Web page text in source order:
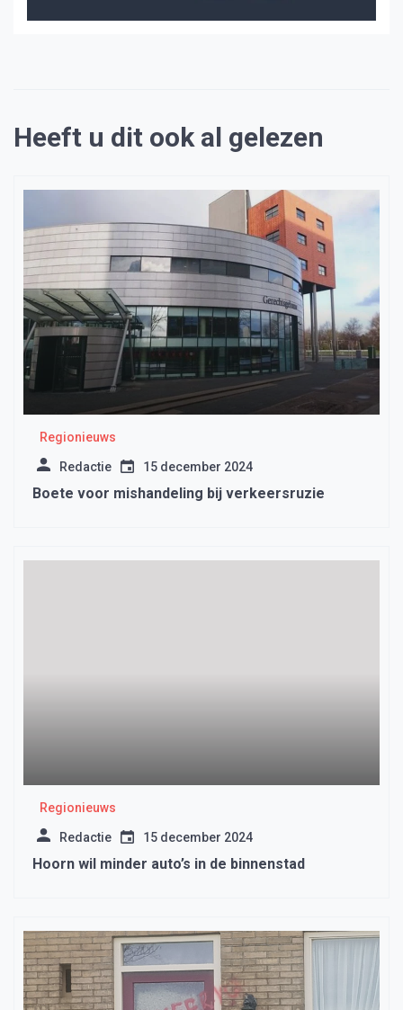
Heeft u dit ook al gelezen
Regionieuws
Redactie 15 december 2024
Boete voor mishandeling bij verkeersruzie
Regionieuws
Redactie 15 december 2024
Hoorn wil minder auto’s in de binnenstad